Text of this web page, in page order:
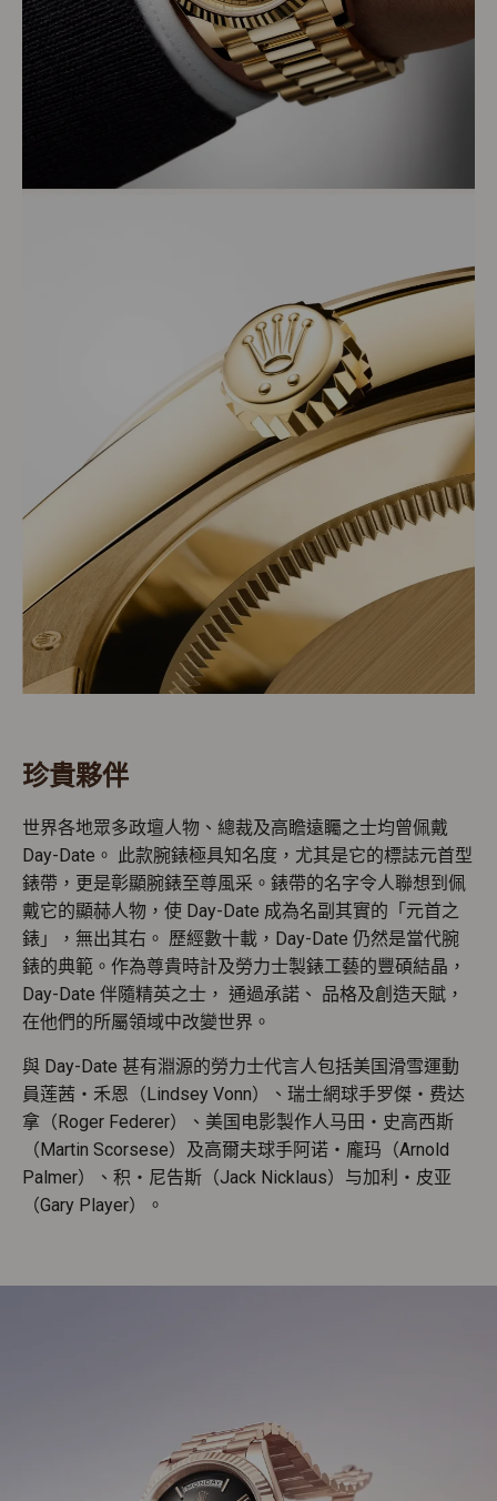
珍貴夥伴
世界各地眾多政壇人物、總裁及高瞻遠矚之士均曾佩戴
Day-Date。 此款腕錶極具知名度，尤其是它的標誌元首型
錶帶，更是彰顯腕錶至尊風采。錶帶的名字令人聯想到佩
戴它的顯赫人物，使 Day-Date 成為名副其實的「元首之
錶」，無出其右。 歷經數十載，Day-Date 仍然是當代腕
錶的典範。作為尊貴時計及勞力士製錶工藝的豐碩結晶，
Day-Date 伴隨精英之士， 通過承諾、 品格及創造天賦，
在他們的所屬領域中改變世界。
與 Day-Date 甚有淵源的勞力士代言人包括美国滑雪運動
員莲茜・禾恩（Lindsey Vonn）、瑞士網球手罗傑・费达
拿（Roger Federer）、美国电影製作人马田・史高西斯
（Martin Scorsese）及高爾夫球手阿诺・龐玛（Arnold
Palmer）、积・尼告斯（Jack Nicklaus）与加利・皮亚
（Gary Player）。